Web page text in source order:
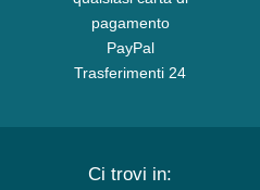
pagamento
PayPal
Trasferimenti 24
Ci trovi in: